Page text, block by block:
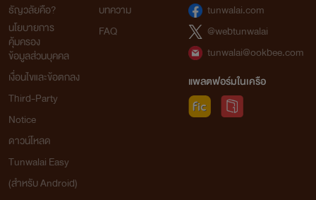
ธัญวลัยคือ?
นโยบายการ
คุ้มครอง
ข้อมูลส่วนบุคคล
เงื่อนไขและข้อตกลง
Third-Party
Notice
ดาวน์โหลด
Tunwalai Easy
(สำหรับ Android)
บทความ
FAQ
tunwalai.com
@webtunwalai
tunwalai@ookbee.com
แพลตฟอร์มในเครือ